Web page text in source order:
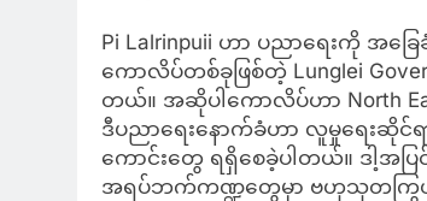
Pi Lalrinpuii ဟာ ပညာရေးကို အခြ
ကောလိပ်တစ်ခုဖြစ်တဲ့ Lunglei
တယ်။ အဆိုပါကောလိပ်ဟာ North
ဒီပညာရေးနောက်ခံဟာ လူမှုရေးဆိုင်
ကောင်းတွေ ရရှိစေခဲ့ပါတယ်။ ဒါ့အ
အရပ်ဘက်ကဏ္ဍတွေမှာ ဗဟုသုတကြွယ်